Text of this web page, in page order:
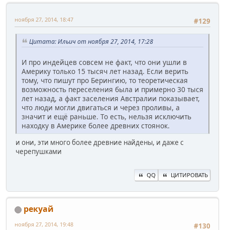
#129
ноября 27, 2014, 18:47
Цитата: Ильич от ноября 27, 2014, 17:28
И про индейцев совсем не факт, что они ушли в
Америку только 15 тысяч лет назад. Если верить
тому, что пишут про Берингию, то теоретическая
возможность переселения была и примерно 30 тыся
лет назад, а факт заселения Австралии показывает,
что люди могли двигаться и через проливы, а
значит и ещё раньше. То есть, нельзя исключить
находку в Америке более древних стоянок.
и они, эти много более древние найдены, и даже с
черепушками
QQ ЦИТИРОВАТЬ
рекуай
#130
ноября 27, 2014, 19:48